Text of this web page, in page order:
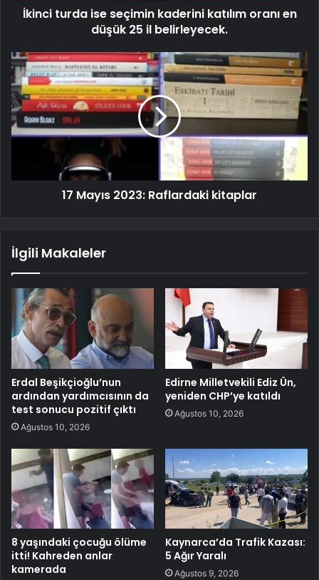
İkinci turda ise seçimin kaderini katılım oranı en
düşük 25 il belirleyecek.
17 Mayıs 2023: Raflardaki kitaplar
İlgili Makaleler
Erdal Beşikçioğlu’nun
ardından yardımcısının da
test sonucu pozitif çıktı
Ağustos 10, 2026
Edirne Milletvekili Ediz Ün,
yeniden CHP’ye katıldı
Ağustos 10, 2026
8 yaşındaki çocuğu ölüme
itti! Kahreden anlar
kamerada
Kaynarca’da Trafik Kazası:
5 Ağır Yaralı
Ağustos 9, 2026